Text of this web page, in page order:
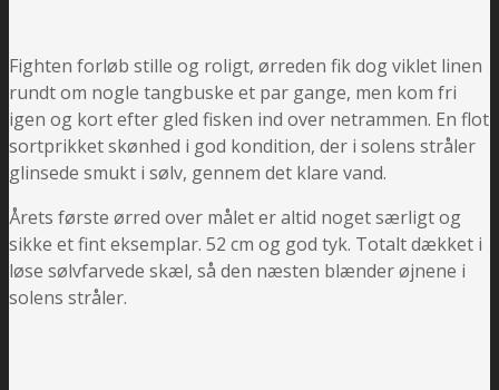
Fighten forløb stille og roligt, ørreden fik dog viklet linen
rundt om nogle tangbuske et par gange, men kom fri
igen og kort efter gled fisken ind over netrammen. En flot
sortprikket skønhed i god kondition, der i solens stråler
glinsede smukt i sølv, gennem det klare vand.
Årets første ørred over målet er altid noget særligt og
sikke et fint eksemplar. 52 cm og god tyk. Totalt dækket i
løse sølvfarvede skæl, så den næsten blænder øjnene i
solens stråler.